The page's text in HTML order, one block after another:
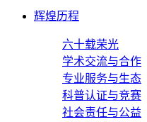
辉煌历程
六十载荣光
学术交流与合作
专业服务与生态
科普认证与竞赛
社会责任与公益